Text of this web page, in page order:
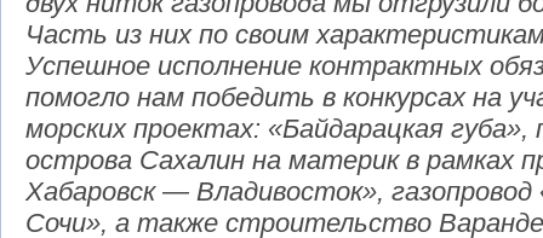
Часть из них по своим
Успешное исполнение контрактных
помогло нам победить в конкурсах на
морских проектах: «Байдарацкая губа»,
острова Сахалин на материк в рамках
Хабаровск — Владивосток»,
Сочи», а также строительство